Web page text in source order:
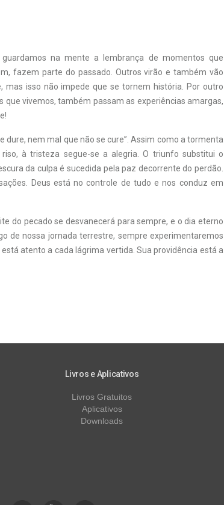
na mente a lembrança de momentos que
fazem parte do passado. Outros virão e também vão
mas isso não impede que se tornem história. Por outro
que vivemos, também passam as experiências amargas,
dure, nem mal que não se cure”. Assim como a tormenta
à tristeza segue-se a alegria. O triunfo substitui o
da culpa é sucedida pela paz decorrente do perdão.
Deus está no controle de tudo e nos conduz em
do pecado se desvanecerá para sempre, e o dia eterno
de nossa jornada terrestre, sempre experimentaremos
atento a cada lágrima vertida. Sua providência está a
Livros e Aplicativos
Livros Gratuitos
Aplicativos
Downloads